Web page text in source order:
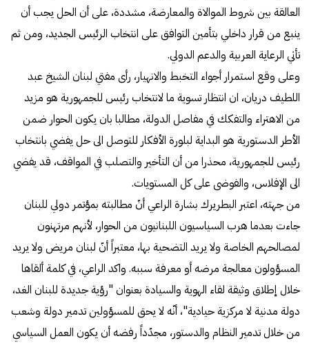
العالقة بين شروط الموالاة والمعارضة، مشددة، على أن الحل يجب أن
ينبع من قرار داخلي بتأمين التوافق على انتخاب الرئيس الجديد، ومن ثم
تأتي الرعاية العربية والدعم الدولي.
وعلى وقع استمرار أجواء التخبط والانهيار، رأى مفتي لبنان الشيخ عبد
اللطيف دريان، ان انتظار تسوية ما لانتخاب رئيس للجمهورية هو مزيد
من الاهتراء والتفكك في مفاصل الدولة، مطالبا بان يكون الحوار ضمن
الأطر الدستورية هو البداية لبلورة الأفكار للتوصل الى حل يفضي بانتخاب
رئيس للجمهورية، محذرا من أن التأخير والتصلب في المواقف، قد يفضي
الى الإفلاس، والفوضى على كل المستويات.
من جهته، اعتبر البطريرك بشارة الراعي أنّ مطالبته بمؤتمر دولي للبنان
جاءت بعدما هرب السياسيون اللبنانيون من الحوار، لأنهم مرتهنون
لمصالحهم الخاصة ولا يريد التضحية بها، معتبراً أنّ لبنان مريض ولا يريد
المسؤولون معالجة مرضه أو معرفة سببه. واكد الراعي، في كلمة ألقاها
خلال إطلاق وثيقة لقاء الهوية والسيادة بعنوان "رؤية جديدة للبنان الغد،
دولة مدنية لا مركزية حيادية"، أنّه لا يحق للمسؤولين تدمير دولة وشعب
من خلال تدمير النظام والدستور، مجدّداً رفضه أن يكون العمل السياسي